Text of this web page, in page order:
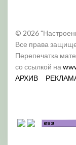
© 2026
Все права
Перепечатка
со ссылкой на
АРХИВ